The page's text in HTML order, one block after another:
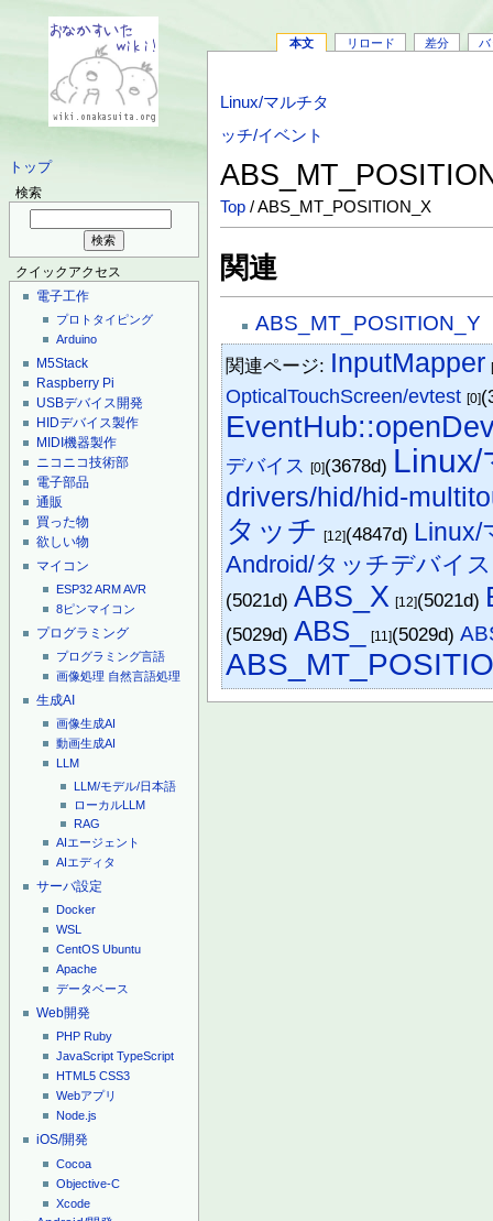
トップ
検索
クイックアクセス
電子工作
プロトタイピング
Arduino
M5Stack
Raspberry Pi
USBデバイス開発
HIDデバイス製作
MIDI機器製作
ニコニコ技術部
電子部品
通販
買った物
欲しい物
マイコン
ESP32ARMAVR
8ピンマイコン
プログラミング
プログラミング言語
画像処理 自然言語処理
生成AI
画像生成AI
動画生成AI
LLM
LLM/モデル/日本語
ローカルLLM
RAG
AIエージェント
AIエディタ
サーバ設定
Docker
WSL
CentOS Ubuntu
Apache
データベース
Web開発
PHP Ruby
JavaScript TypeScript
HTML5 CSS3
Webアプリ
Node.js
iOS/開発
Cocoa
Objective-C
Xcode
本文 リロード 差分 バ
Linux/マルチタ
ッチ/イベント
Top / ABS_MT_POSITION_X
関連
ABS_MT_POSITION_Y
関連ページ: InputMapper
OpticalTouchScreen/evtest [0]
デバイス [0](3678d)
drivers/hid/hid-
タッチ [12](4847d) Linux/
Android/タッチデバイス
(5021d)ABS_X [12](5021d)
(5029d)ABS_ [11](5029d)